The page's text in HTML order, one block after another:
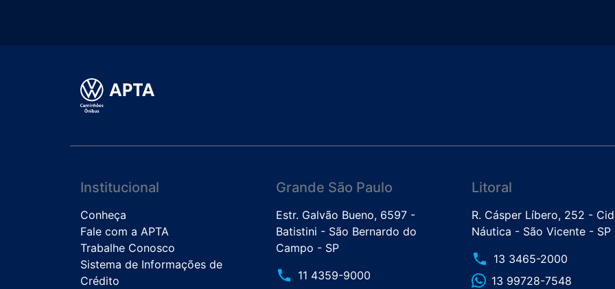
Institucional
Conheça
Fale com a APTA
Trabalhe Conosco
Sistema de Informações de
Crédito
Grande São Paulo
Estr. Galvão Bueno, 6597 -
Batistini - São Bernardo do
Campo - SP
phone 11 4359-9000
Litoral
R. Cásper Líbero, 252 -
Náutica - São Vicente - SP
phone 13 3465-2000
13 99728-7548